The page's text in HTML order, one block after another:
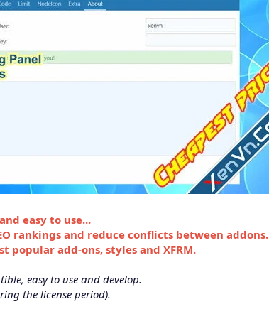
easy to use...
rankings and reduce conflicts between addons.
add-ons, styles and XFRM.
easy to use and develop.
the license period).